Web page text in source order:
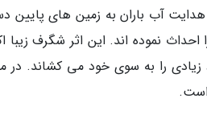
آب باران به زمین های
نموده اند. این اثر شگرف زیبا
زیادی را به سوی خود می کشاند. در
است.